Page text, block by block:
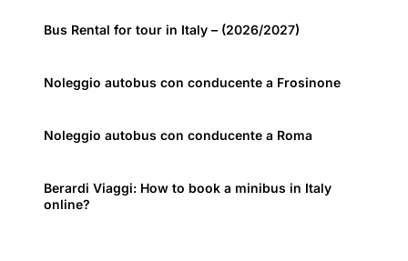
Bus Rental for tour in Italy – (2026/2027)
Noleggio autobus con conducente a Frosinone
Noleggio autobus con conducente a Roma
Berardi Viaggi: How to book a minibus in Italy
online?